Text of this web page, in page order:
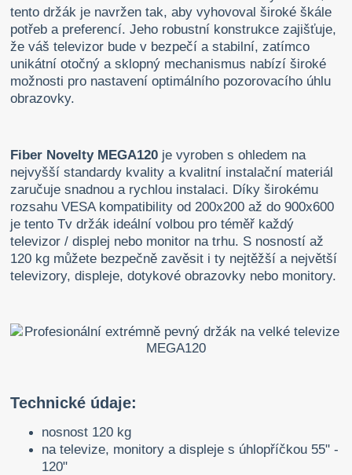
tento držák je navržen tak, aby vyhovoval široké škále
potřeb a preferencí. Jeho robustní konstrukce zajišťuje,
že váš televizor bude v bezpečí a stabilní, zatímco
unikátní otočný a sklopný mechanismus nabízí široké
možnosti pro nastavení optimálního pozorovacího úhlu
obrazovky.
Fiber Novelty MEGA120 je vyroben s ohledem na
nejvyšší standardy kvality a kvalitní instalační materiál
zaručuje snadnou a rychlou instalaci. Díky širokému
rozsahu VESA kompatibility od 200x200 až do 900x600
je tento Tv držák ideální volbou pro téměř každý
televizor / displej nebo monitor na trhu. S nosností až
120 kg můžete bezpečně zavěsit i ty nejtěžší a největší
televizory, displeje, dotykové obrazovky nebo monitory.
Technické údaje:
nosnost 120 kg
na televize, monitory a displeje s úhlopříčkou 55" -
120"